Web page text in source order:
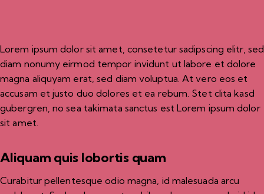
Lorem ipsum dolor sit amet, consetetur sadipscing elitr, sed
diam nonumy eirmod tempor invidunt ut labore et dolore
magna aliquyam erat, sed diam voluptua. At vero eos et
accusam et justo duo dolores et ea rebum. Stet clita kasd
gubergren, no sea takimata sanctus est Lorem ipsum dolor
sit amet.
Aliquam quis lobortis quam
Curabitur pellentesque odio magna, id malesuada arcu